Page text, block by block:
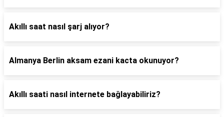
Akıllı saat nasıl şarj alıyor?
Almanya Berlin aksam ezani kacta okunuyor?
Akıllı saati nasıl internete bağlayabiliriz?